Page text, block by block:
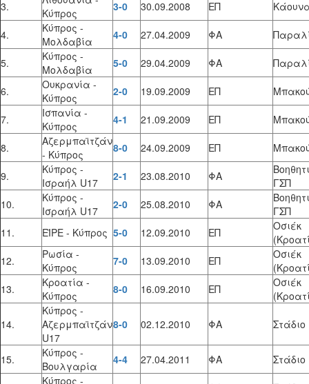
3.
Κύπρος
3-0 30.09.2008 ΕΠ
4.
Κύπρος -
Μολδαβία
4-0 27.04.2009 ΦΑ
5.
Κύπρος -
Μολδαβία
5-0 29.04.2009 ΦΑ
6.
Ουκρανία -
Κύπρος
2-0 19.09.2009 ΕΠ
7.
Ισπανία -
Κύπρος
4-1 21.09.2009 ΕΠ
8.
Αζερμπαϊτζάν
- Κύπρος
8-0 24.09.2009 ΕΠ
9.
Κύπρος -
Ισραήλ U17
2-1 23.08.2010 ΦΑ
ΓΣΠ
10.
Κύπρος -
Ισραήλ U17
2-0 25.08.2010 ΦΑ
ΓΣΠ
11.
ΕΪΡΕ - Κύπρος 5-0 12.09.2010 ΕΠ
Οσιέκ
12.
Ρωσία -
Κύπρος
7-0 13.09.2010 ΕΠ
Οσιέκ
13.
Κροατία -
Κύπρος
8-0 16.09.2010 ΕΠ
Οσιέκ
14.
Κύπρος -
Αζερμπαϊτζάν
U17
8-0 02.12.2010 ΦΑ
15.
Κύπρος -
Βουλγαρία
4-4 27.04.2011 ΦΑ
Κύπρος -